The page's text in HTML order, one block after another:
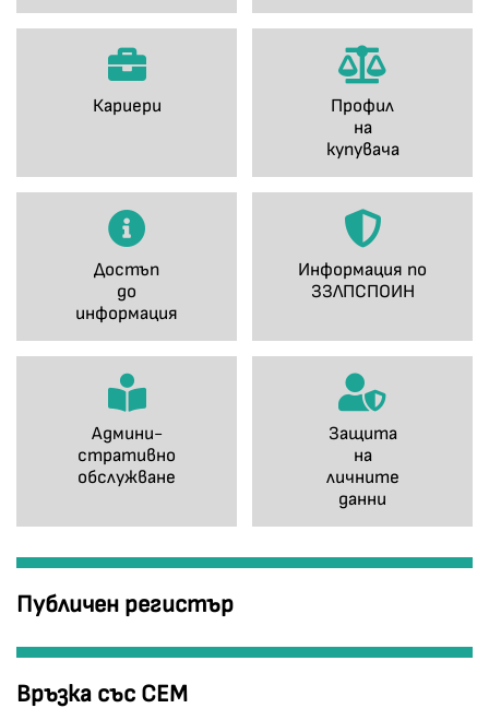
Кариери
Профил
на
купувача
Достъп
до
информация
Информация по
ЗЗЛПСПОИН
Админи-
стративно
обслужване
Защита
на
личните
данни
Публичен регистър
Връзка със СЕМ